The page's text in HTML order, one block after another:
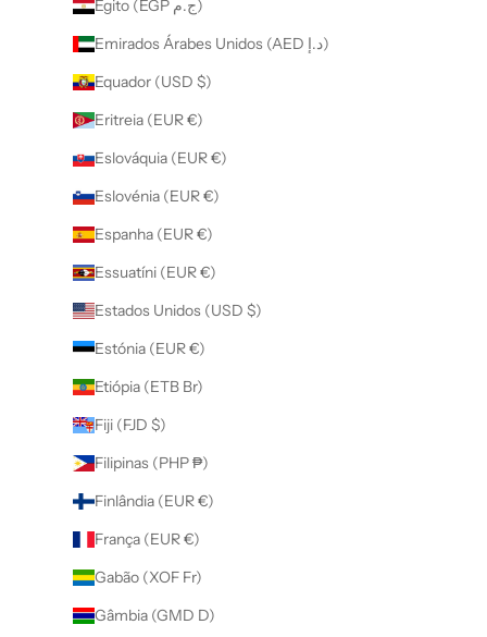
Egito (EGP ج.م)
Emirados Árabes Unidos (AED د.إ)
Equador (USD $)
Eritreia (EUR €)
Eslováquia (EUR €)
Eslovénia (EUR €)
Espanha (EUR €)
Essuatíni (EUR €)
Estados Unidos (USD $)
Estónia (EUR €)
Etiópia (ETB Br)
Fiji (FJD $)
Filipinas (PHP ₱)
Finlândia (EUR €)
França (EUR €)
Gabão (XOF Fr)
Gâmbia (GMD D)